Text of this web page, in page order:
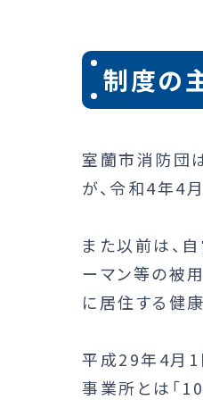
制度の
室蘭市消防団
が、令和4年4
また以前は、
ーマン等の被
に居住する健
平成29年4月1
事業所とは「